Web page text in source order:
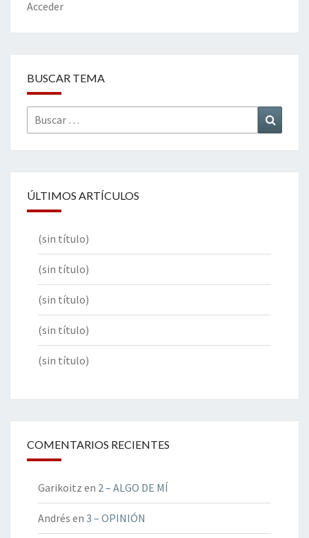
Acceder
BUSCAR TEMA
Buscar
por:
ÚLTIMOS ARTÍCULOS
(sin título)
(sin título)
(sin título)
(sin título)
(sin título)
COMENTARIOS RECIENTES
Garikoitz en 2 – ALGO DE MÍ
Andrés en 3 – OPINIÓN